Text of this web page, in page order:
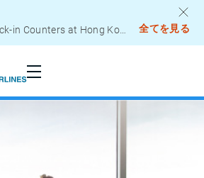
Relocation of Check-in Counters at Hong Kong International Airport – Terminal 2
Notice to Passengers - Lithium Battery Power Bank
全てを見る